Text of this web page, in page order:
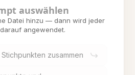
auswählen
Datei hinzu — dann wird jeder
angewendet.
zusammen